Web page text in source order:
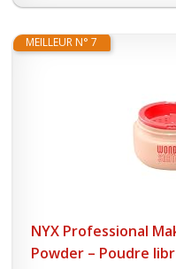
MEILLEUR N° 7
NYX Professional
Powder – Poudre